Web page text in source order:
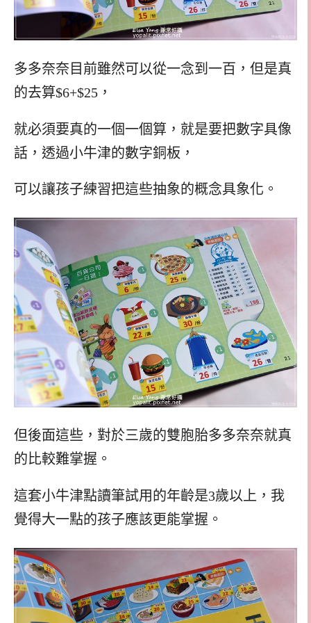
多多奈奈目前雖然可以從一念到一百，但是真
的去算$6+$25，
就必須要真的一個一個算，就是要把數字具像
話，透過小牛津的數字銅板，
可以讓孩子練習把這些抽象的概念具象化。
但後面這些，對於三歲的雙胞胎多多奈奈就真
的比較難掌握。
這套小牛津點讀筆試用的年齡是3歲以上，我
覺得大一點的孩子應該更能掌握。